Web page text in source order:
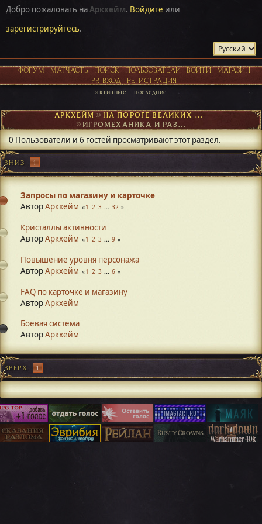
Добро пожаловать наАркхейм. Войдите или
зарегистрируйтесь.
ФОРУМ МАТЧАСТЬ ПОИСК ПОЛЬЗОВАТЕЛИ ВОЙТИ
МАГАЗИН
PR-ВХОД
РЕГИСТРАЦИЯ
активные последние
АРКХЕЙМ► НА ПОРОГЕ ВЕЛИКИХ ОТКРЫТИЙ
► ИГРОМЕХАНИКА И РАЗВИТИЕ ПЕРСОНАЖА
0 Пользователи и 6 гостей просматривают этот раздел.
ВНИЗ 1
Запросы по магазину и карточке
АвторАркхейм 1 2 3 ... 32
Кристаллы активности
АвторАркхейм 1 2 3 ... 9
Повышение уровня персонажа
АвторАркхейм 1 2 3 ... 6
FAQ по карточке и магазину
АвторАркхейм
Боевая система
АвторАркхейм
ВВЕРХ 1